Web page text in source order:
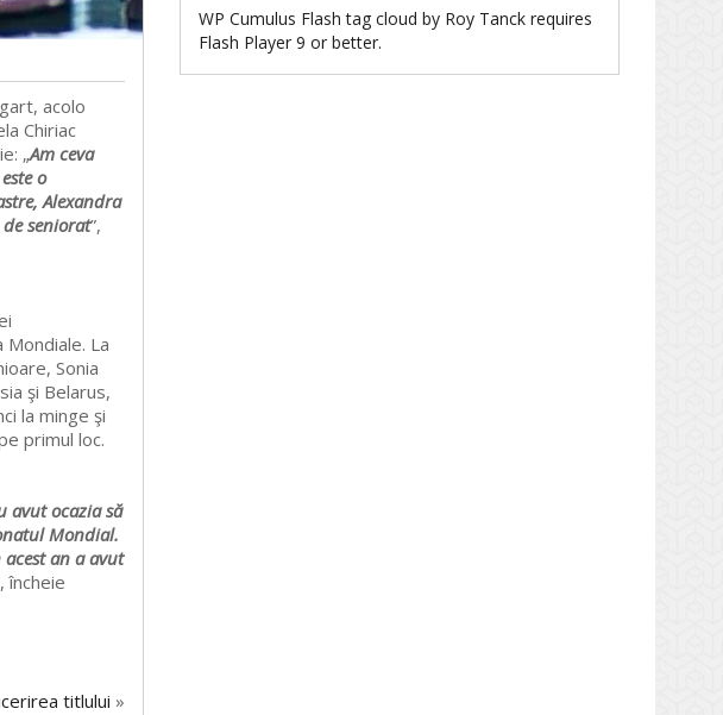
acolo
Chiriac
„Am ceva
o
Alexandra
seniorat”,
La
Sonia
şi Belarus,
la minge şi
primul loc.
avut ocazia să
Mondial.
an a avut
încheie
titlului »
WP Cumulus Flash tag cloud by Roy Tanck requires
Flash Player 9 or better.